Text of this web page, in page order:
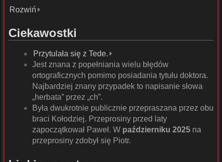
Rozwiń
Ciekawostki
Przytulała się z Tede.
Jest znana z popełniania wielu błędów
ortograficznych pomimo posiadania tytułu doktora.
Najbardziej znany przypadek to napisanie słowa
„herbata” przez „ch”.
Była dwukrotnie publicznie przepraszana przez obu
braci Kołodziej. Przeprosiny przed laty
zapoczątkował Paweł. W październiku 2025 na
przeprosiny zdobył się Piotr.